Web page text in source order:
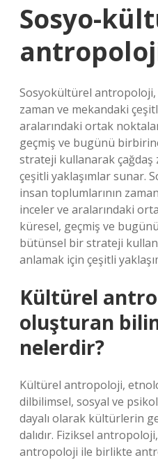
Sosyo-
Sosyokültürel antropoloji,
zaman ve mekandaki
aralarındaki ortak
geçmiş ve bugünü
strateji kullanarak çağdaş
çeşitli yaklaşımlar sunar.
insan toplumlarının
inceler ve aralarındaki
küresel, geçmiş ve
bütünsel bir strateji
anlamak için çeşitli
Kültürel
oluşturan
nelerdir?
Kültürel antropoloji,
dilbilimsel, sosyal ve
dayalı olarak kültürlerin
dalıdır. Fiziksel
antropoloji ile birlikte